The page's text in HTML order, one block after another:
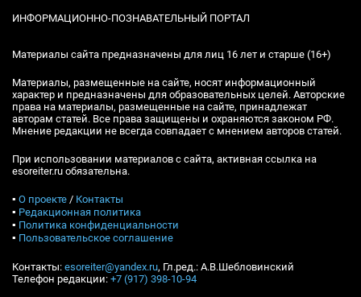
ИНФОРМАЦИОННО-ПОЗНАВАТЕЛЬНЫЙ ПОРТАЛ
Материалы сайта предназначены для лиц 16 лет и старше (16+)
Материалы, размещенные на сайте, носят информационный
характер и предназначены для образовательных целей. Авторские
права на материалы, размещенные на сайте, принадлежат
авторам статей. Все права защищены и охраняются законом РФ.
Мнение редакции не всегда совпадает с мнением авторов статей.
При использовании материалов с сайта, активная ссылка на
esoreiter.ru обязательна.
▪ О проекте / Контакты
▪ Редакционная политика
▪ Политика конфиденциальности
▪ Пользовательское соглашение
Контакты: esoreiter@yandex.ru, Гл.ред.: А.В.Шебловинский
Телефон редакции: +7 (917) 398-10-94